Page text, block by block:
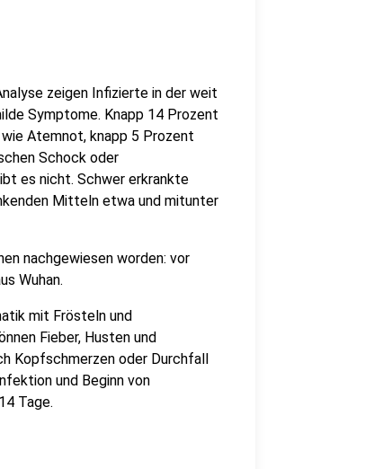
zeigen Infizierte in der weit
Symptome. Knapp 14 Prozent
Atemnot, knapp 5 Prozent
Schock oder
es nicht. Schwer erkrankte
Mitteln etwa und mitunter
nachgewiesen worden: vor
Wuhan.
mit Frösteln und
Fieber, Husten und
Kopfschmerzen oder Durchfall
und Beginn von
Tage.